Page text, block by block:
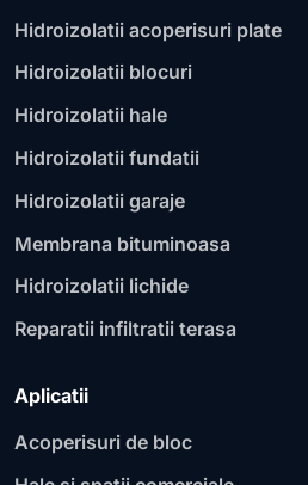
Hidroizolatii acoperisuri plate
Hidroizolatii blocuri
Hidroizolatii hale
Hidroizolatii fundatii
Hidroizolatii garaje
Membrana bituminoasa
Hidroizolatii lichide
Reparatii infiltratii terasa
Aplicatii
Acoperisuri de bloc